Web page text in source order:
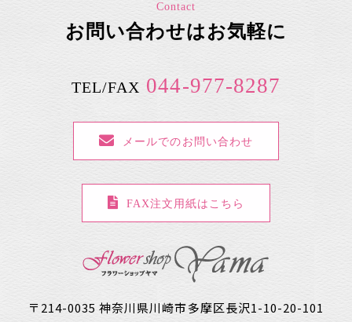
Contact
お問い合わせはお気軽に
TEL/FAX 044-977-8287
メールでのお問い合わせ
FAX注文用紙はこちら
〒214-0035 神奈川県川崎市多摩区長沢1-10-20-101